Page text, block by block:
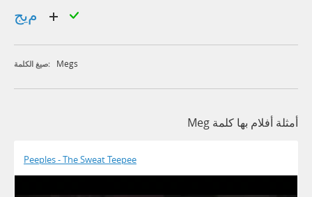
صيغ الكلمة: Megs
أمثلة أفلام بها كلمة Meg
Peeples - The Sweat Teepee